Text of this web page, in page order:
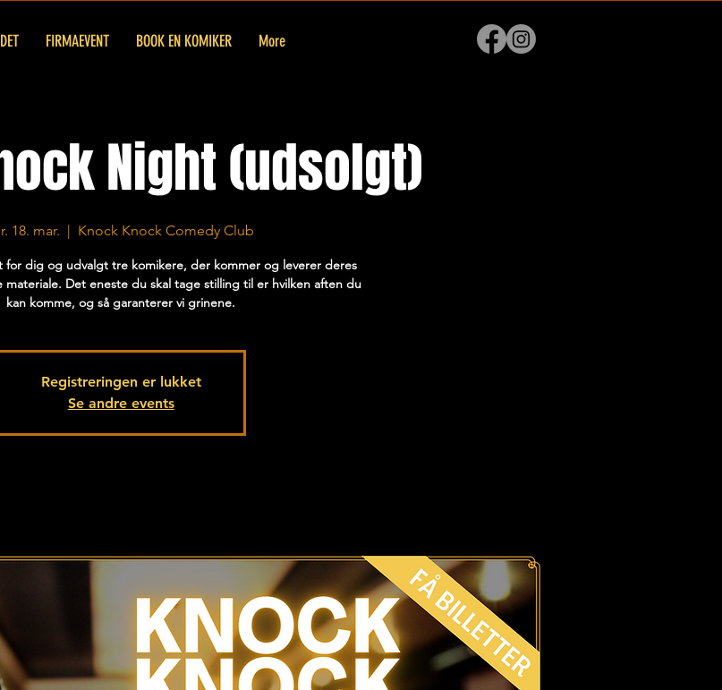
FIRMAEVENT BOOK EN KOMIKER More
Night (udsolgt)
18. mar.
  |
Knock Knock Comedy Club
for dig og udvalgt tre komikere, der kommer og leverer deres
materiale. Det eneste du skal tage stilling til er hvilken aften du
kan komme, og så garanterer vi grinene.
Registreringen er lukket
Se andre events